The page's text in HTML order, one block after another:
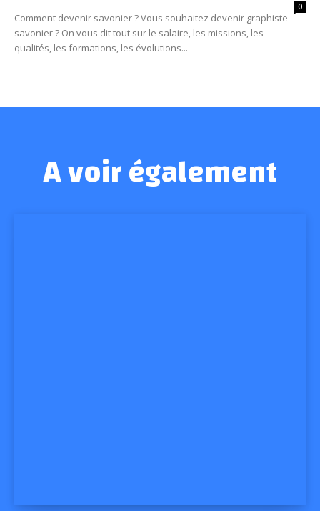
0
Comment devenir savonier ? Vous souhaitez devenir graphiste
savonier ? On vous dit tout sur le salaire, les missions, les
qualités, les formations, les évolutions...
A voir également